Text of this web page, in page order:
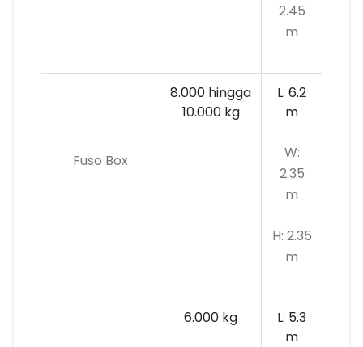
2.45
m
Fuso Box
8.000 hingga
10.000 kg
L: 6.2
m
W:
2.35
m
H: 2.35
m
6.000 kg
L: 5.3
m